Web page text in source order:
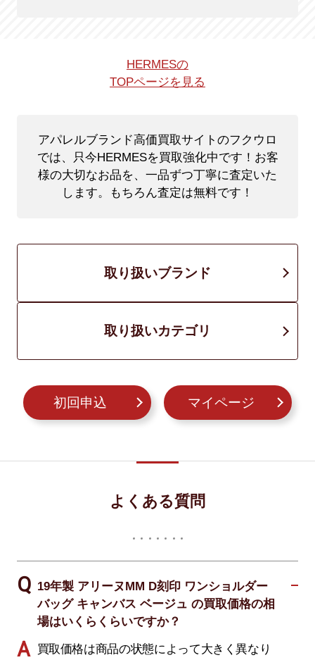
HERMESの
TOPページを見る
アパレルブランド高価買取サイトのフクウロ
では、只今HERMESを買取強化中です！ お客
様の大切なお品を、一品ずつ丁寧に査定いた
します。もちろん査定は無料です！
取り扱いブランド
取り扱いカテゴリ
初回申込 マイページ
よくある質問
19年製 アリーヌMM D刻印 ワンショルダー
バッグ キャンバス ベージュ の買取価格の相
場はいくらくらいですか？
買取価格は商品の状態によって大きく異なり